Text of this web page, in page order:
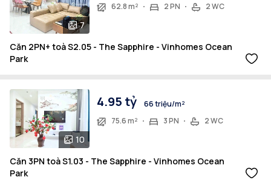
7
62.8 m²
2 PN 2 WC
Căn 2PN+ toà S2.05 - The Sapphire - Vinhomes Ocean
Park
10
4.95 tỷ
66 triệu/m²
75.6 m²
3 PN 2 WC
Căn 3PN toà S1.03 - The Sapphire - Vinhomes Ocean
Park